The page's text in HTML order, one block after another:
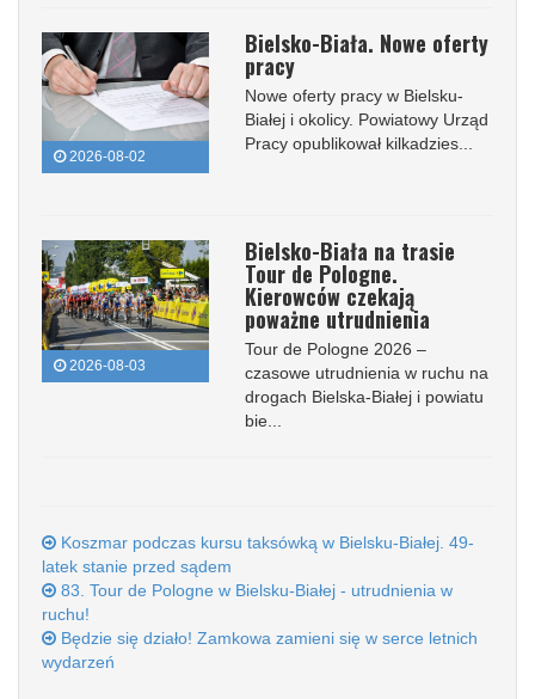
2026-08-02
Bielsko-Biała. Nowe oferty
pracy
Nowe oferty pracy w Bielsku-
Białej i okolicy. Powiatowy Urząd
Pracy opublikował kilkadzies...
2026-08-03
Bielsko-Biała na trasie
Tour de Pologne.
Kierowców czekają
poważne utrudnienia
Tour de Pologne 2026 –
czasowe utrudnienia w ruchu na
drogach Bielska-Białej i powiatu
bie...
Koszmar podczas kursu taksówką w Bielsku-Białej. 49-
latek stanie przed sądem
83. Tour de Pologne w Bielsku-Białej - utrudnienia w
ruchu!
Będzie się działo! Zamkowa zamieni się w serce letnich
wydarzeń